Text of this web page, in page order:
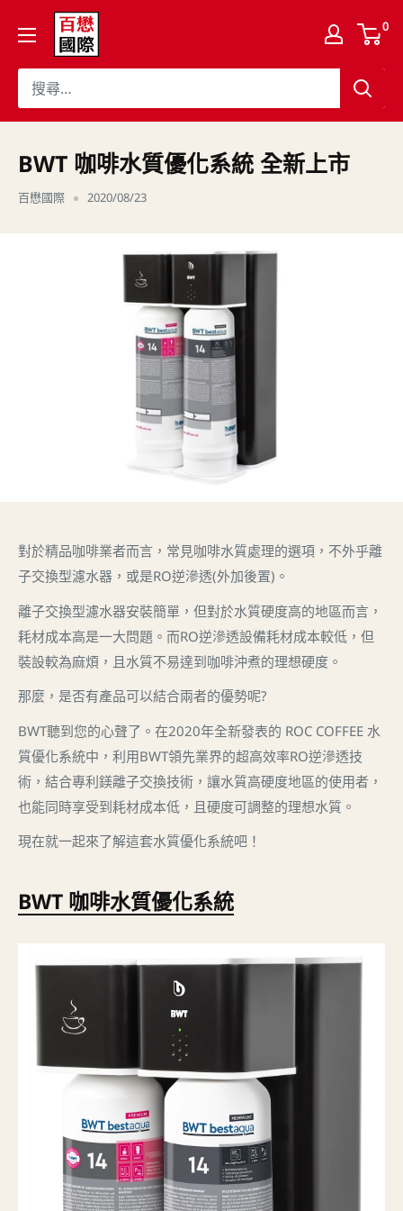
百
懋
國
際
股
有
限
0
BWT 咖啡水質優化系統 全新上市
百懋國際 2020/08/23
對於精品咖啡業者而言，常見咖啡水質處理的選項，不外乎離
子交換型濾水器，或是RO逆滲透(外加後置)。
離子交換型濾水器安裝簡單，但對於水質硬度高的地區而言，
耗材成本高是一大問題。而RO逆滲透設備耗材成本較低，但
裝設較為麻煩，且水質不易達到咖啡沖煮的理想硬度。
那麼，是否有產品可以結合兩者的優勢呢?
BWT聽到您的心聲了。在2020年全新發表的 ROC COFFEE 水
質優化系統中，利用BWT領先業界的超高效率RO逆滲透技
術，結合專利鎂離子交換技術，讓水質高硬度地區的使用者，
也能同時享受到耗材成本低，且硬度可調整的理想水質。
現在就一起來了解這套水質優化系統吧！
BWT 咖啡水質優化系統